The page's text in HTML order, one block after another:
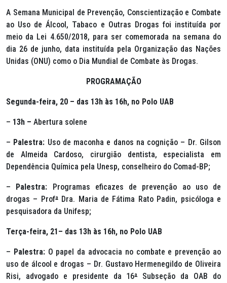
A Semana Municipal de Prevenção, Conscientização e Combate
ao Uso de Álcool, Tabaco e Outras Drogas foi instituída por
meio da Lei 4.650/2018, para ser comemorada na semana do
dia 26 de junho, data instituída pela Organização das Nações
Unidas (ONU) como o Dia Mundial de Combate às Drogas.
PROGRAMAÇÃO
Segunda-feira, 20 – das 13h às 16h, no Polo UAB
– 13h – Abertura solene
– Palestra: Uso de maconha e danos na cognição – Dr. Gilson
de Almeida Cardoso, cirurgião dentista, especialista em
Dependência Química pela Unesp, conselheiro do Comad-BP;
– Palestra: Programas eficazes de prevenção ao uso de
drogas – ProfªDra. Maria de Fátima Rato Padin, psicóloga e
pesquisadora da Unifesp;
Terça-feira, 21– das 13h às 16h, no Polo UAB
– Palestra:O papel da advocacia no combate e prevenção ao
uso de álcool e drogas – Dr. Gustavo Hermenegildo de Oliveira
Risi, advogado e presidente da 16ªSubseção da OAB do